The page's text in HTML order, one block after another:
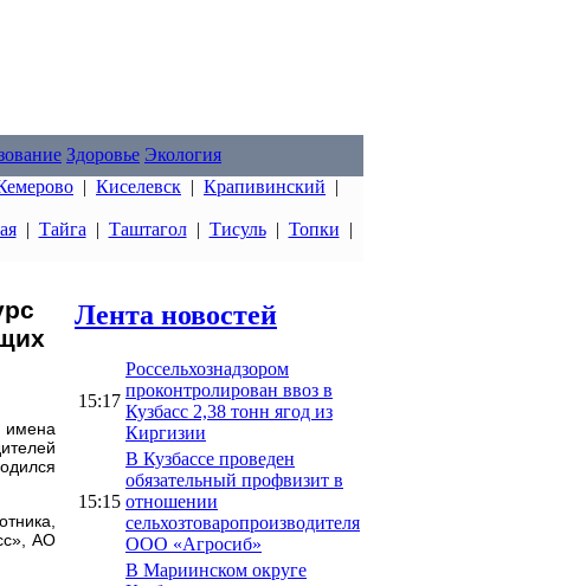
Здоровье Экология
| Киселевск | Крапивинский |
| Тайга | Таштагол| Тисуль| Топки |
имена
АО
Лента новостей
15:17
Россельхознадзором
проконтролирован ввоз в
Кузбасс 2,38 тонн ягод из
Киргизии
15:15
В Кузбассе проведен
обязательный профвизит в
отношении
сельхозтоваропроизводителя
ООО «Агросиб»
В Мариинском округе